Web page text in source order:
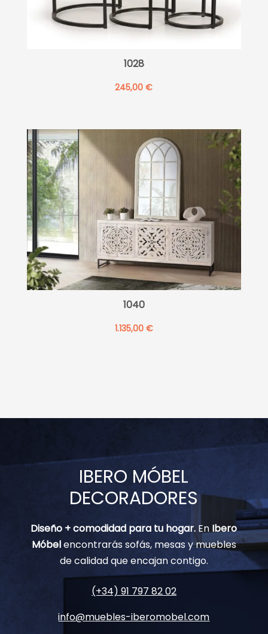
1028
245,00€
1040
1.135,00 €
IBERO MÓBEL
DECORADORES
Diseño + comodidad para tu hogar. EnIbero
Móbelencontrarás sofás, mesas y muebles
de calidad que encajan contigo.
(+34) 91 797 82 02
info@muebles-iberomobel.com